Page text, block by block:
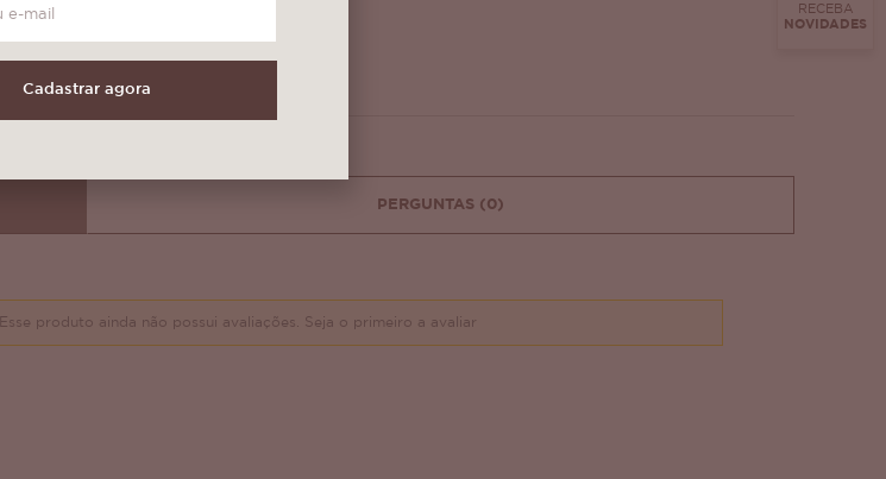
PERGUNTAS (0)
Esse produto ainda não possui avaliações. Seja o primeiro a avaliar
Cadastrar agora
RECEBA
NOVIDADES